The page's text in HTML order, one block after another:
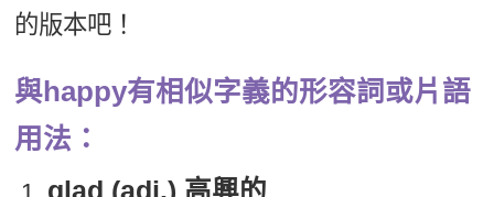
的版本吧！
與happy有相似字義的形容詞或片語
用法：
glad (adj.) 高興的